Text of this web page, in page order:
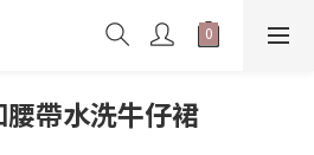
帶水洗牛仔裙